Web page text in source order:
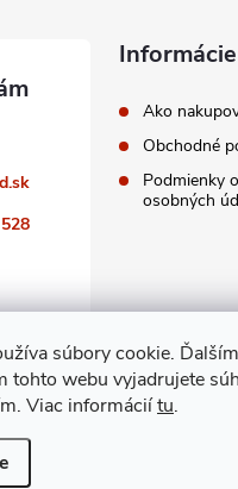
súbory cookie. Ďalším
tohto webu vyjadrujete
Viac informáciítu.
Ako
Obchodné
Podmienky
osobných